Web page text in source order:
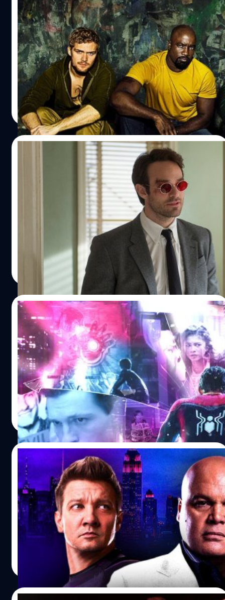
ตามเก็บให้ครบ! ซีรีส์ Marvel 6 เรื่องกำลังจะ
ออกจาก Netflix
ซีรีส์มาร์เวล 6 เรื่องกำลังจะถูกถอดออกจาก Netflix แฟนฮีโร
มาร์เวลรีบดูด่วน ส่วนอนาคตทั้ง 6 เรื่องจะลงแพลตฟอร์มไหน
ต้องรอลุ้น
ภควรรณ สัตยกิจกุล| 1638 days ago
Read More
มือเขียนบท ‘Spider-Man: No Way Home’
เผย ทำไมเราไม่ได้เห็น แมตต์ เมอร์ด็อก
กระแส Daredevil กลับมาติดเทรนด์ไปพักหนึ่ง จนมือเขียนบท
'Spider-Man: No Way Home' ต้องออกมาเผยว่าทำไม Matt
Murdock จึงมีแค่บทสั้น ๆ ในหนัง
ภควรรณ สัตยกิจกุล | 1649 days ago
10/01/2022
คำถามที่หลายคนสงสัยใน Spider-Man No
Way Home ที่เราไปหาคำตอบมาให้
มาตอบคำถามที่หลายคนน่าจะสงสัยหลังดู Spider-Man No
Way Home กัน
Wiwat Kerdsomjit | 1670 days ago
Read More
คิงพิน (Kingpin) คือใครในจักรวาลมาร์เวล?
aredevil, Luke Cage และ Punisher แต่นับว่าการกลับมาของ
คิงพิน หรือชื่อจริง วิสสัน ฟิสก์ (Wilson Fisk) รอบนี้ในฉากจบ
ของ Hawkeye ตอนที่ 5 นี้จะสร้างกระแสตอบรับได้ฮือฮาสุด
สร้างเสียงคาดเดากันว่า คิงพินน่าจะเป็นคุณลุงผู้ลึกลับของ
มายา โลเปซ หรือฉายา Echo สำหรับคนที่เคยติดตามซีรีส์
Daredevil มาก่อนแล้ว น่าจะมีพอรู้จักตัวตนของคิงพินมาแล้ว
พอสมควร แต่ถ้าใครเพิ่งเคยเห็นคิงพินครั้งแรกใน Hawkeye
บทความนี้จะช่วยทำให้คุณได้รู้จักคิงพินมากขึ้น
| 1693 days ago